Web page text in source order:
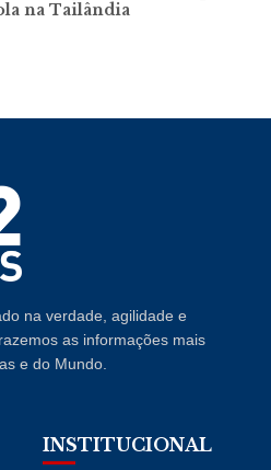
na Tailândia
na verdade, agilidade e
as informações mais
e do Mundo.
INSTITUCIONAL